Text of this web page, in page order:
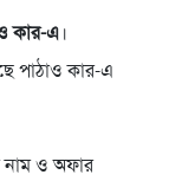
কার-এ।
পাঠাও কার-এ
নাম ও অফার